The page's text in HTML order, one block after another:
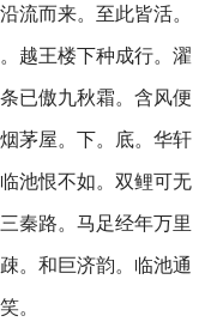
流而来。至此皆活。
越王楼下种成行。濯
已傲九秋霜。含风便
茅屋。下。底。华轩
池恨不如。双鲤可无
秦路。马足经年万里
。和巨济韵。临池通
。